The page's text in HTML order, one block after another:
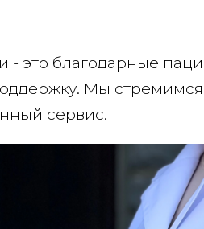
- это благодарные
Мы
сервис.